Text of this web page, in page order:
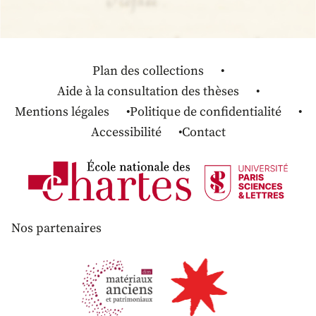
Plan des collections
Aide à la consultation des thèses
Mentions légales
Politique de confidentialité
Accessibilité
Contact
Nos partenaires